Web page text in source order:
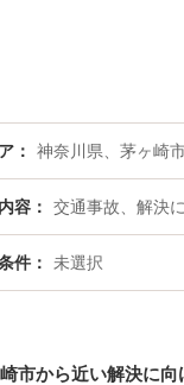
神奈川県、茅ヶ崎
容 交通事故、解決
件 未選択
市から近い解決に